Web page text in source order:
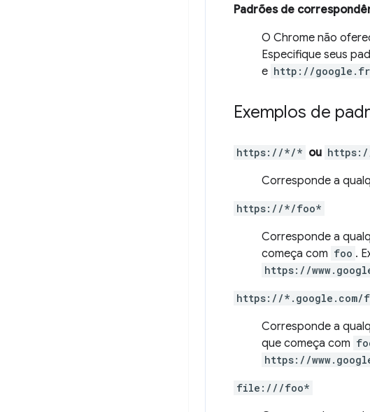
Padrões de
O Chrome não
Especifique seus
e http://
Exemplos de
https://*/* ou
Corresponde a
https://*/foo*
Corresponde a
começa com foo .
https://
https://*.google.com/
Corresponde a
que começa com
https://
file:///foo*